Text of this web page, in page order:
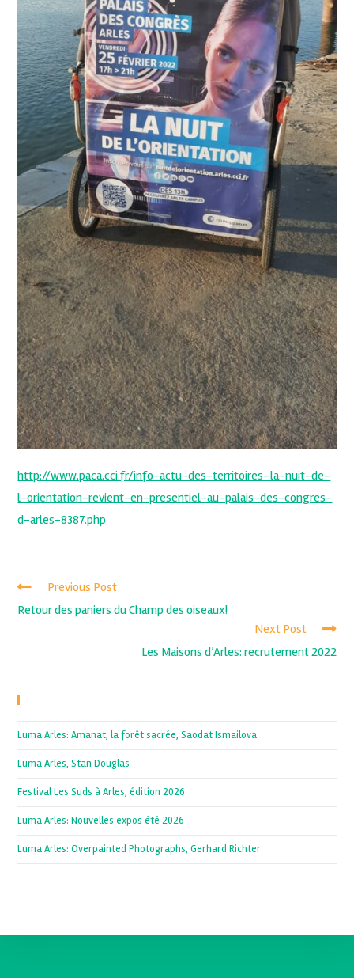
http://www.paca.cci.fr/info-actu-des-territoires–la-nuit-de-
l-orientation-revient-en-presentiel-au-palais-des-congres-
d-arles-8387.php
Previous Post
Retour des paniers du Champ des oiseaux!
Next Post
Les Maisons d’Arles: recrutement 2022
Luma Arles: Amanat, la forêt sacrée, Saodat Ismailova
Luma Arles, Stan Douglas
Festival Les Suds à Arles, édition 2026
Luma Arles: Nouvelles expos été 2026
Luma Arles: Overpainted Photographs, Gerhard Richter